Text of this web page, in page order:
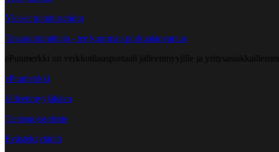
Yleiset toimitusehdot
Tavarantoimittaja - tee kuorman purkuajanvaraus
ePuumerkki on verkkotilausportaali jälleenmyyjille ja
ePuumerkki
Jälleenmyyjähaku
Tietosuojaseloste
Evästekäytäntö